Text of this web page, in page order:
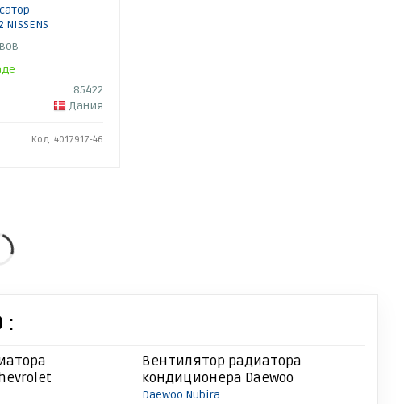
85422
Дания
Код: 4017917-46
:
Вентилятор радиатора
кондиционера Daewoo
Daewoo Nubira